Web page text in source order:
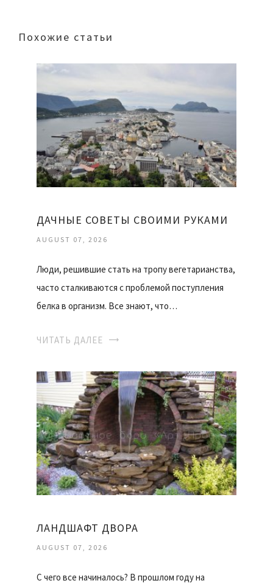
Похожие статьи
ДАЧНЫЕ СОВЕТЫ СВОИМИ РУКАМИ
AUGUST 07, 2026
Люди, решившие стать на тропу вегетарианства,
часто сталкиваются с проблемой поступления
белка в организм. Все знают, что…
ЧИТАТЬ ДАЛЕЕ
ЛАНДШАФТ ДВОРА
AUGUST 07, 2026
С чего все начиналось? В прошлом году на